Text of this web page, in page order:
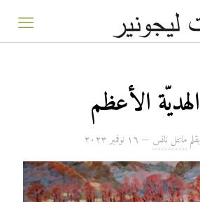
الهديّة الأعظم
بقلم مانتل نانس — ۱٦ نوفمبر ۲۰۲۳